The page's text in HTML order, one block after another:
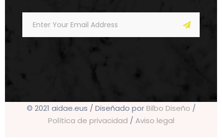
© 2021 aidae.eus / Diseñado porBilbo Diseño /
Política de privacidad / Aviso legal